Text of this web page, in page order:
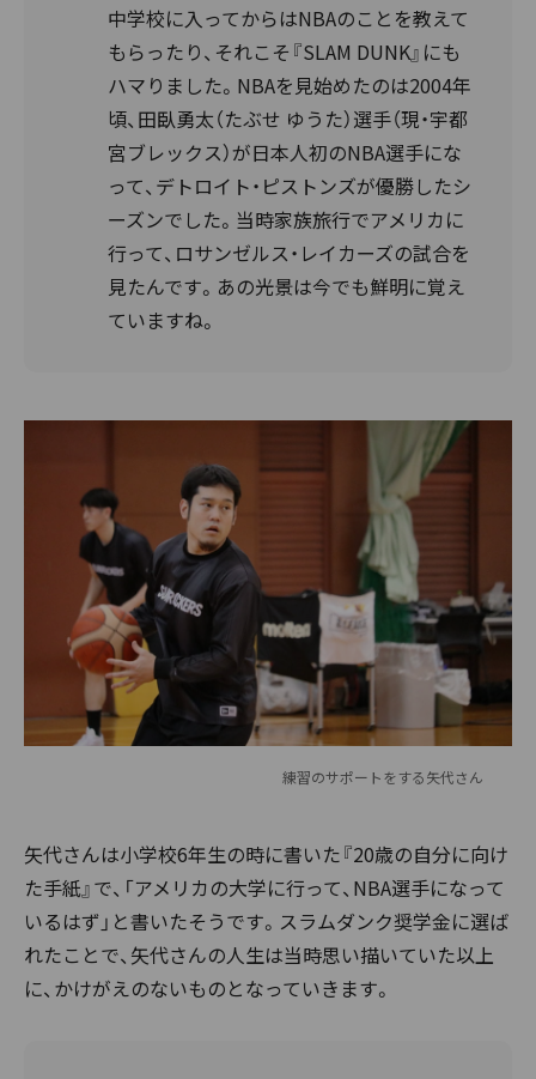
中学校に入ってからはNBAのことを教えて
もらったり、それこそ『SLAM DUNK』にも
ハマりました。NBAを見始めたのは2004年
頃、田臥勇太（たぶせ ゆうた）選手（現・宇都
宮ブレックス）が日本人初のNBA選手にな
って、デトロイト・ピストンズが優勝したシ
ーズンでした。当時家族旅行でアメリカに
行って、ロサンゼルス・レイカーズの試合を
見たんです。あの光景は今でも鮮明に覚え
ていますね。
練習のサポートをする矢代さん
矢代さんは小学校6年生の時に書いた『20歳の自分に向け
た手紙』で、「アメリカの大学に行って、NBA選手になって
いるはず」と書いたそうです。スラムダンク奨学金に選ば
れたことで、矢代さんの人生は当時思い描いていた以上
に、かけがえのないものとなっていきます。